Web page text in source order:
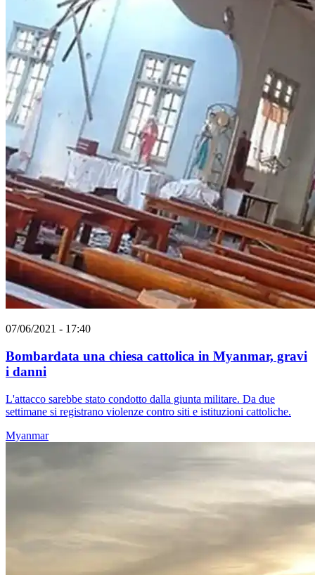
07/06/2021 - 17:40
Bombardata una chiesa cattolica in Myanmar, gravi
i danni
L'attacco sarebbe stato condotto dalla giunta militare. Da due
settimane si registrano violenze contro siti e istituzioni cattoliche.
Myanmar